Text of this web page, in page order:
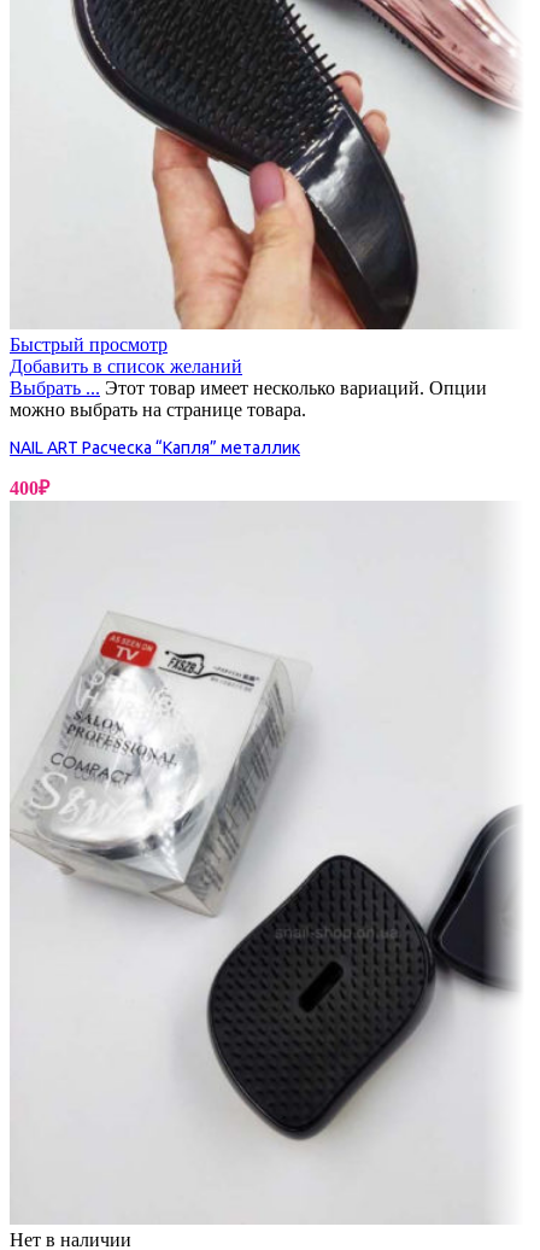
Быстрый просмотр
Добавить в список желаний
Выбрать ... Этот товар имеет несколько вариаций. Опции
можно выбрать на странице товара.
NAIL ART Расческа “Капля” металлик
400₽
Нет в наличии